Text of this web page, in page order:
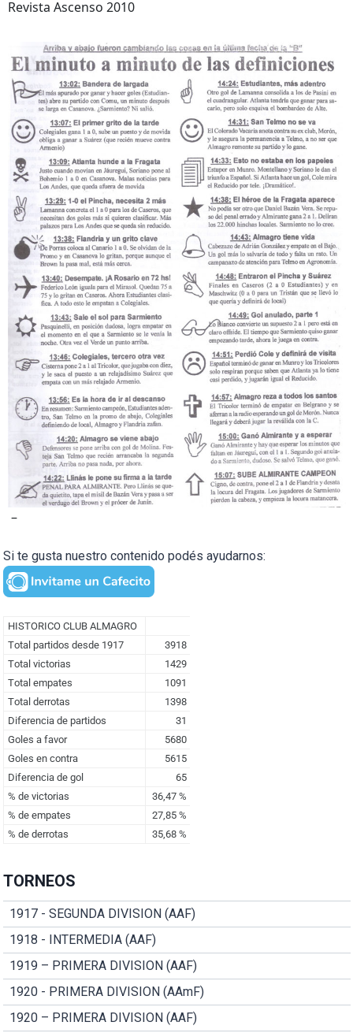
Revista Ascenso 2010
–
Si te gusta nuestro contenido podés ayudarnos:
TORNEOS
1917 - SEGUNDA DIVISION (AAF)
1918 - INTERMEDIA (AAF)
1919 – PRIMERA DIVISION (AAF)
1920 - PRIMERA DIVISION (AAmF)
1920 – PRIMERA DIVISION (AAF)